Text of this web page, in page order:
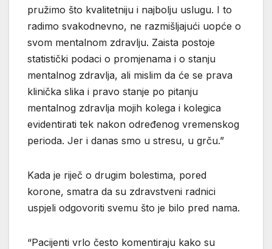
pružimo što kvalitetniju i najbolju uslugu. I to
radimo svakodnevno, ne razmišljajući uopće o
svom mentalnom zdravlju. Zaista postoje
statistički podaci o promjenama i o stanju
mentalnog zdravlja, ali mislim da će se prava
klinička slika i pravo stanje po pitanju
mentalnog zdravlja mojih kolega i kolegica
evidentirati tek nakon određenog vremenskog
perioda. Jer i danas smo u stresu, u grču.”
Kada je riječ o drugim bolestima, pored
korone, smatra da su zdravstveni radnici
uspjeli odgovoriti svemu što je bilo pred nama.
“Pacijenti vrlo često komentiraju kako su